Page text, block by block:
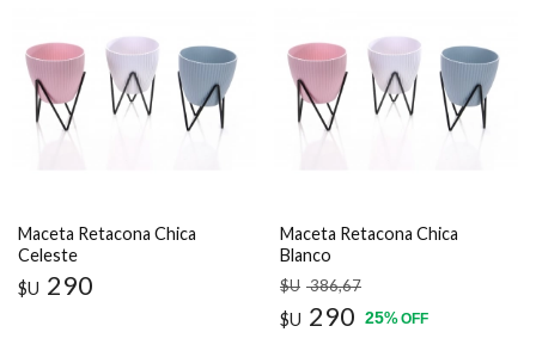
Maceta Retacona Chica
Celeste
$U 290
Maceta Retacona Chica
Blanco
$U 386,67
$U 290 25%OFF